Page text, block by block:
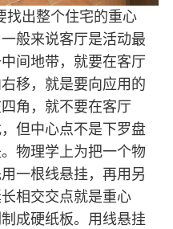
出整个住宅的重心
般来说客厅是活动最
间地带，就要在客厅
移，就是要向应用的
角，就不要在客厅
但中心点不是下罗盘
物理学上为把一个物
一根线悬挂，再用另
相交交点就是重心
成硬纸板。用线悬挂